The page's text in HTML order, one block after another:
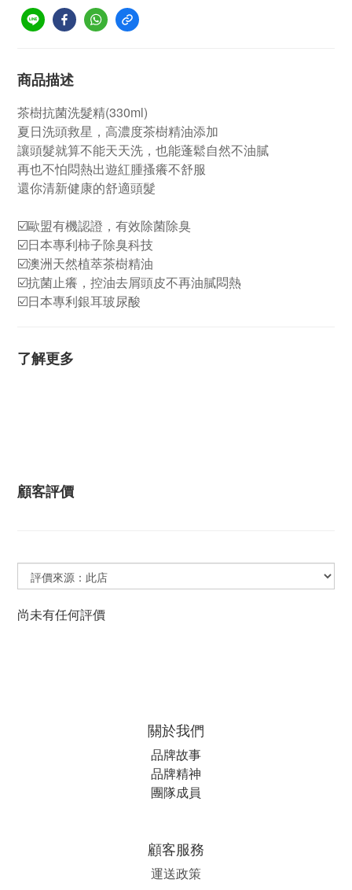
商品描述
茶樹抗菌洗髮精(330ml)
夏日洗頭救星，高濃度茶樹精油添加
讓頭髮就算不能天天洗，也能蓬鬆自然不油膩
再也不怕悶熱出遊紅腫搔癢不舒服
還你清新健康的舒適頭髮
☑️歐盟有機認證，有效除菌除臭
☑️日本專利柿子除臭科技
☑️澳洲天然植萃茶樹精油
☑️抗菌止癢，控油去屑頭皮不再油膩悶熱
☑️日本專利銀耳玻尿酸
了解更多
顧客評價
尚未有任何評價
關於我們
品牌故事
品牌精神
團隊成員
顧客服務
運送政策